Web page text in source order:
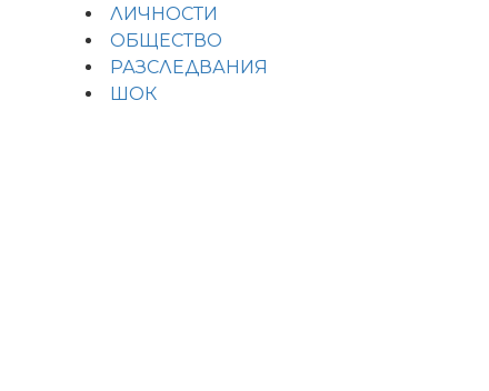
ЛИЧНОСТИ
ОБЩЕСТВО
РАЗСЛЕДВАНИЯ
ШОК